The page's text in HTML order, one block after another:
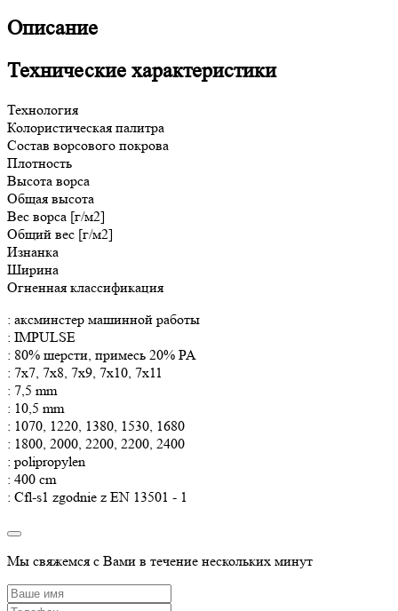
Описание
Технические характеристики
Технология
Колористическая палитра
Состав ворсового покрова
Плотность
Высота ворса
Общая высота
Вес ворса [г/м2]
Общий вес [г/м2]
Изнанка
Ширина
Огненная классификация
: аксминстер машинной работы
: IMPULSE
: 80% шерсти, примесь 20% PA
: 7x7, 7x8, 7x9, 7x10, 7x11
: 7,5 mm
: 10,5 mm
: 1070, 1220, 1380, 1530, 1680
: 1800, 2000, 2200, 2200, 2400
: polipropylen
: 400 cm
: Cfl-s1 zgodnie z EN 13501 - 1
Мы свяжемся с Вами в течение нескольких минут